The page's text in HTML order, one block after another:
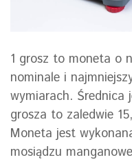
1 grosz to moneta o
nominale i
wymiarach. Średnica
grosza to zaledwie
Moneta jest
mosiądzu